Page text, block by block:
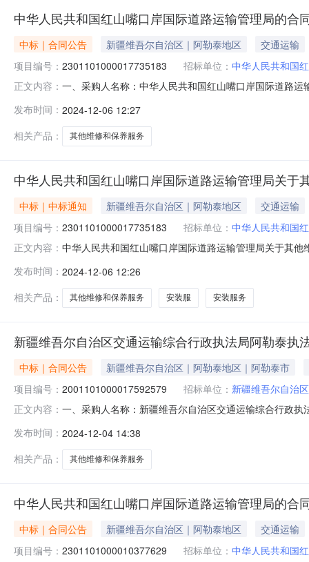
中华人民共和国红山嘴口岸国际道路运输管理局的合
中标｜合同公告 新疆维吾尔自治区｜阿勒泰地区
交通运输
项目编号： 2301101000017735183 招标单位： 中华人民共和国
正文内容： 一、采购人名称：中华人民共和国红山嘴口岸国际道路
修和保养服务详见附件批次1.01070010700服务要求或
发布时间： 2024-12-06 12:27
相关产品：
其他维修和保养服务
中华人民共和国红山嘴口岸国际道路运输管理局关
中标｜中标通知 新疆维吾尔自治区｜阿勒泰地区
交通运输
项目编号： 2301101000017735183 招标单位： 中华人民共和国
正文内容： 中华人民共和国红山嘴口岸国际道路运输管理局关于其
电话:13319761187采购计划文号:采购计划金额（元）:
发布时间： 2024-12-06 12:26
相关产品：
其他维修和保养服务 安装服 安装服务
新疆维吾尔自治区交通运输综合行政执法局阿勒泰执
中标｜合同公告
新疆维吾尔自治区｜阿勒泰地区｜阿勒泰市
项目编号： 2001101000017592579 招标单位： 新疆维吾尔自治
正文内容： 一、采购人名称：新疆维吾尔自治区交通运输综合行政
价(元)总价(元)1其他维修和保养服务详见附件批次
发布时间： 2024-12-04 14:38
相关产品：
其他维修和保养服务
中华人民共和国红山嘴口岸国际道路运输管理局的合
中标｜合同公告 新疆维吾尔自治区｜阿勒泰地区
交通运输
项目编号： 2301101000010377629 招标单位： 中华人民共和国